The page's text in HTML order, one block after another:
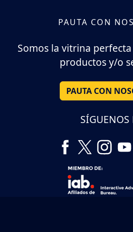
PAUTA CON
Somos la vitrina
productos y/o
PAUTA CON
SÍGUENOS